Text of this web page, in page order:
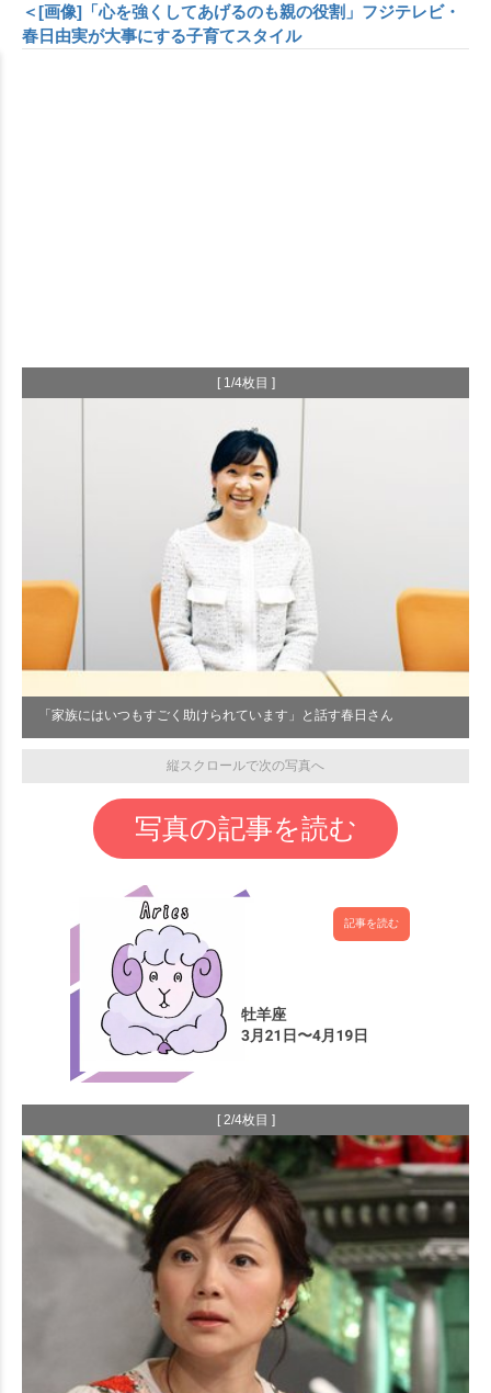
＜[画像]「心を強くしてあげるのも親の役割」フジテレビ・
春日由実が大事にする子育てスタイル
[ 1/4枚目 ]
「家族にはいつもすごく助けられています」と話す春日さん
縦スクロールで次の写真へ
写真の記事を読む
記事を読む
[ 2/4枚目 ]